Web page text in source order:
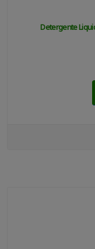
Detergente